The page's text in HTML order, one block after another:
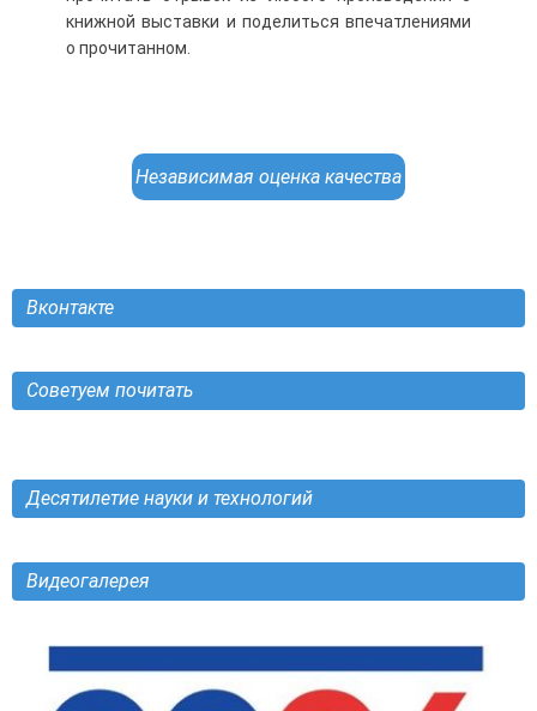
книжной выставки и поделиться впечатлениями
о прочитанном.
Независимая оценка качества
Вконтакте
Советуем почитать
Десятилетие науки и технологий
Видеогалерея